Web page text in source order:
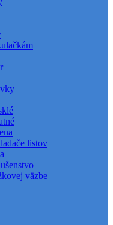
listov
väzbe